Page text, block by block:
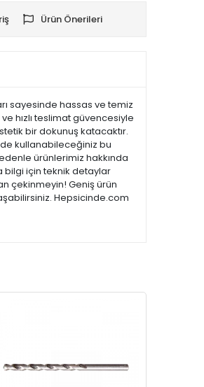
Ürün Önerileri
sayesinde hassas ve temiz
hızlı teslimat güvencesiyle
bir dokunuş katacaktır.
kullanabileceğiniz bu
ürünlerimiz hakkında
bilgi için teknik detaylar
çekinmeyin! Geniş ürün
Hepsicinde.com